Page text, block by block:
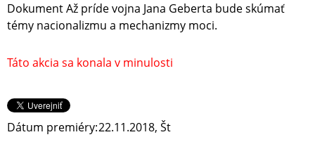
Dokument Až príde vojna Jana Geberta bude skúmať
témy nacionalizmu a mechanizmy moci.
Táto akcia sa konala v minulosti
Dátum premiéry:22.11.2018, Št